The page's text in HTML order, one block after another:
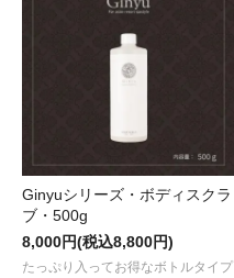
Ginyuシリーズ・ボディスクラ
ブ・500g
8,000円(税込8,800円)
たっぷり入ってお得なボトルタイプ